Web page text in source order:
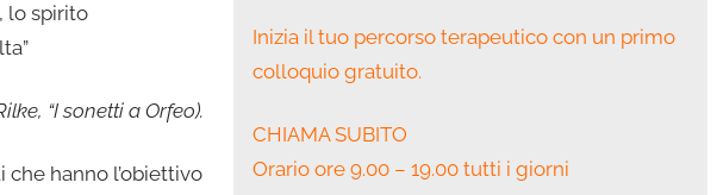
lo spirito
“I sonetti a Orfeo).
hanno l’obiettivo
Inizia il tuo percorso terapeutico con un primo
colloquio gratuito.
CHIAMA SUBITO
Orario ore 9.00 – 19.00 tutti i giorni